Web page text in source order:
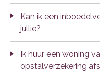
Kan ik een inboedelverzekering afsluiten bij
jullie?
Ik huur een woning van jullie. Moet ik een
opstalverzekering